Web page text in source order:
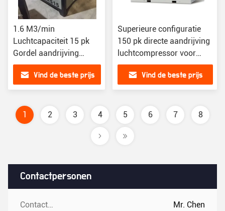
Contactpersonen
Contactpersonen: Mr. Chen
1.6 M3/min
Luchtcapaciteit 15 pk
Gordel aandrijving
Kracht Vaste metalen
schroefluchtcompressoren
Vind de beste prijs
Superieure configuratie
150 pk directe aandrijving
luchtcompressor voor
energiebesparende
stationaryVind de beste prijs
1 2 3 4 5 6 7 8